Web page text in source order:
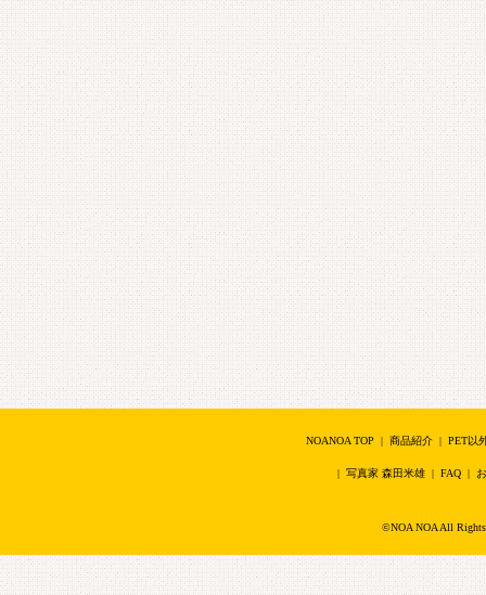
NOANOA TOP | 商品紹介| PET以
| 写真家 森田米雄 | FAQ |
©NOA NOA All